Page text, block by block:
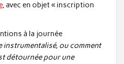
, avec en objet « inscription
à la journée
instrumentalisé, ou comment
détournée pour une